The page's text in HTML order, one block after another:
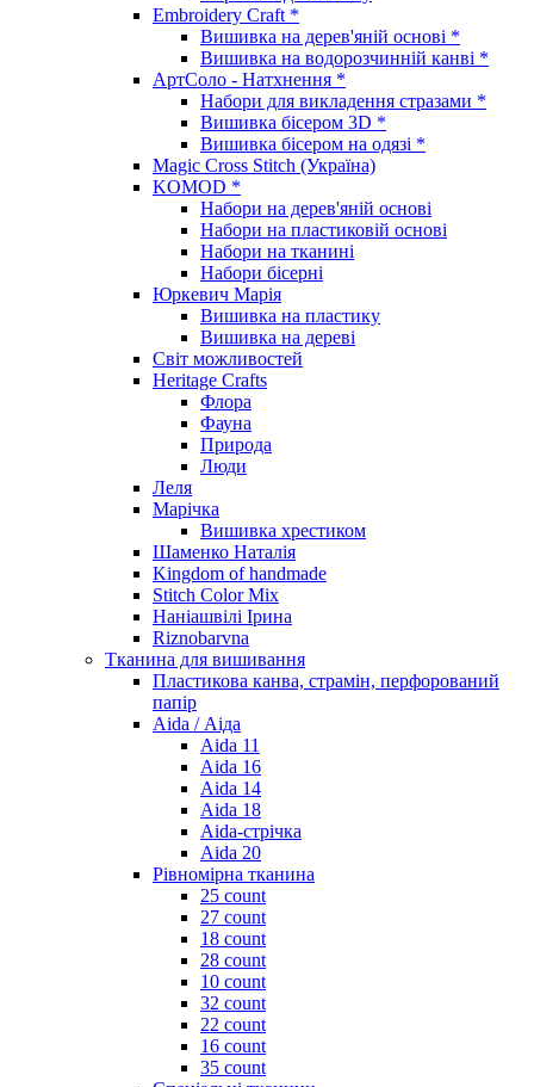
Embroidery Craft *
Вишивка на дерев'яній основі *
Вишивка на водорозчинній канві *
АртСоло - Натхнення *
Набори для викладення стразами *
Вишивка бісером 3D *
Вишивка бісером на одязі *
Magic Cross Stitch (Україна)
KOMOD *
Набори на дерев'яній основі
Набори на пластиковій основі
Набори на тканині
Набори бісерні
Юркевич Марія
Вишивка на пластику
Вишивка на дереві
Світ можливостей
Heritage Crafts
Флора
Фауна
Природа
Люди
Леля
Марічка
Вишивка хрестиком
Шаменко Наталія
Kingdom of handmade
Stitch Color Mix
Наніашвілі Ірина
Riznobarvna
Тканина для вишивання
Пластикова канва, страмін, перфорований
папір
Aida / Аіда
Aida 11
Aida 16
Aida 14
Aida 18
Aida-стрічка
Aida 20
Рівномірна тканина
25 count
27 count
18 count
28 count
10 count
32 count
22 count
16 count
35 count